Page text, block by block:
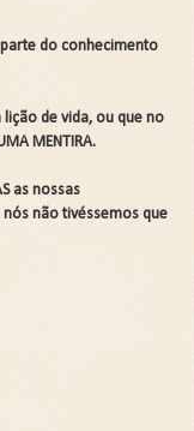
do conhecimento
lição de vida, ou que no
MENTIRA.
as nossas
nós não tivéssemos que